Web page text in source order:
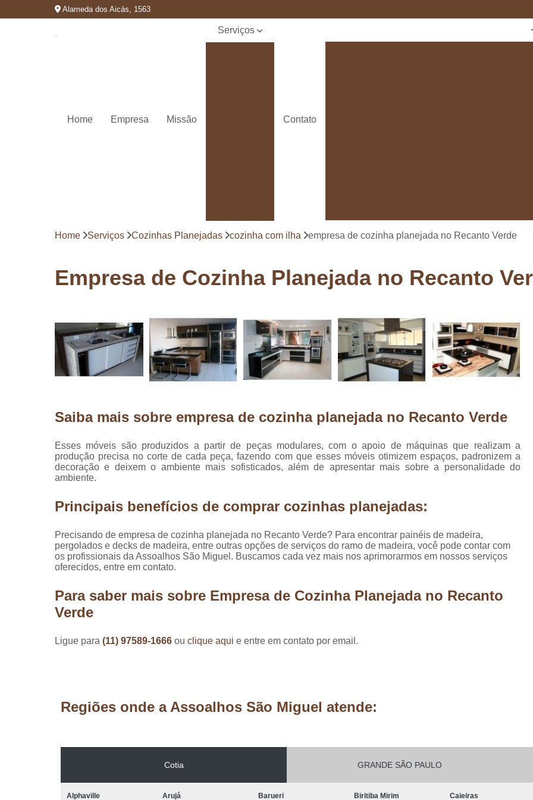
Alameda dos Aicás, 1563
Home Empresa Missão
Serviços
Pergolados
em madeira
Pisos de
madeira
Raspagem
de pisos de
Restauração
de pisos de
Contato
Deck de Madeira para Varanda
Deck de
Deck em Madeira Cumaru
Marcenaria com Móveis Planejados
Marcenaria de Personalização de
Marcenaria de Planejado para Residência
Marcenaria de Planejados para Quarto
Loja
Móveis Planejados em São
Móveis Planejados para Sala de
Móveis Planejados Residênciais
Painel
Painel de Madeira em São Paulo
Painel
Painel de Madeira para Parede
Painel de
Pergolado de Madeira Decorado
Pergolado de Madeira Cumaru
Home Serviços Cozinhas Planejadas cozinha com ilha empresa de cozinha planejada no Recanto Verde
Empresa de Cozinha Planejada no Recanto
Saiba mais sobre empresa de cozinha planejada no Recanto Verde
Esses móveis são produzidos a partir de peças modulares, com o apoio de máquinas que realizam a
produção precisa no corte de cada peça, fazendo com que esses móveis otimizem espaços, padronizem a
decoração e deixem o ambiente mais sofisticados, além de apresentar mais sobre a personalidade do
ambiente.
Principais benefícios de comprar cozinhas planejadas:
Precisando de empresa de cozinha planejada no Recanto Verde? Para encontrar painéis de madeira,
pergolados e decks de madeira, entre outras opções de serviços do ramo de madeira, você pode contar com
os profissionais da Assoalhos São Miguel. Buscamos cada vez mais nos aprimorarmos em nossos serviços
oferecidos, entre em contato.
Para saber mais sobre Empresa de Cozinha Planejada no Recanto
Verde
Ligue para (11) 97589-1666 ou clique aqui e entre em contato por email.
Regiões onde a Assoalhos São Miguel atende:
Cotia GRANDE SÃO PAULO
Alphaville Arujá Barueri Biritiba Mirim Caieiras